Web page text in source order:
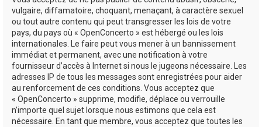
vulgaire, diffamatoire, choquant, menaçant, à caractère sexuel
ou tout autre contenu qui peut transgresser les lois de votre
pays, du pays où « OpenConcerto » est hébergé ou les lois
internationales. Le faire peut vous mener à un bannissement
immédiat et permanent, avec une notification à votre
fournisseur d’accès à Internet si nous le jugeons nécessaire. Les
adresses IP de tous les messages sont enregistrées pour aider
au renforcement de ces conditions. Vous acceptez que
« OpenConcerto » supprime, modifie, déplace ou verrouille
n’importe quel sujet lorsque nous estimons que cela est
nécessaire. En tant que membre, vous acceptez que toutes les